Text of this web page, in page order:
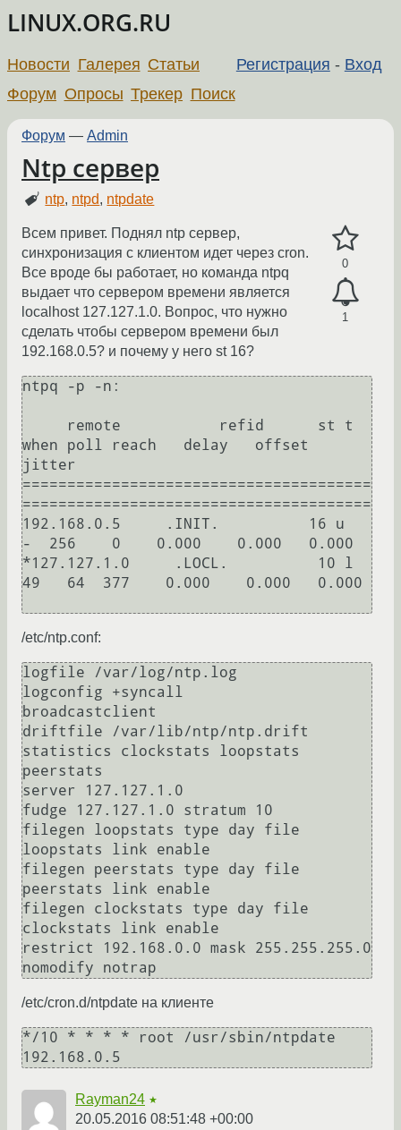
LINUX.ORG.RU
Регистрация - Вход
Новости Галерея Статьи
Форум Опросы Трекер Поиск
Форум — Admin
Ntp сервер
ntp, ntpd, ntpdate
0
1
Всем привет. Поднял ntp сервер,
синхронизация с клиентом идет через cron.
Все вроде бы работает, но команда ntpq
выдает что сервером времени является
localhost 127.127.1.0. Вопрос, что нужно
сделать чтобы сервером времени был
192.168.0.5? и почему у него st 16?
ntpq -p -n:
when poll reach   delay   offset
jitter
=======================================
=======================================
192.168.0.5     .INIT.          16 u
-  256    0    0.000    0.000   0.000
*127.127.1.0     .LOCL.          10 l
49   64  377    0.000    0.000   0.000
/etc/ntp.conf:
logfile /var/log/ntp.log
logconfig +syncall
broadcastclient
driftfile /var/lib/ntp/ntp.drift
statistics clockstats loopstats
peerstats
server 127.127.1.0
fudge 127.127.1.0 stratum 10
filegen loopstats type day file
loopstats link enable
filegen peerstats type day file
peerstats link enable
filegen clockstats type day file
clockstats link enable
restrict 192.168.0.0 mask 255.255.255.0
/etc/cron.d/ntpdate на клиенте
*/10 * * * * root /usr/sbin/ntpdate
Rayman24 ★
20.05.2016 08:51:48 +00:00